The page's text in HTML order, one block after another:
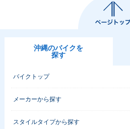
沖縄のバイクを
探す
バイクトップ
メーカーから探す
スタイルタイプから探す